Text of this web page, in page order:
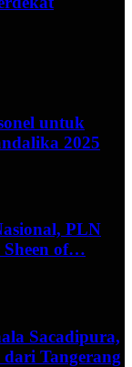
untuk
2025
PLN
Sheen of…
Sacadipura,
Tangerang